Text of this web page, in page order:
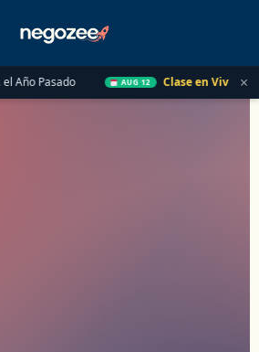
AUG 12 Clase en Vivo de ×